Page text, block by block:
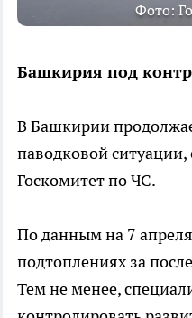
Фото:
Башкирия под
В Башкирии
паводковой
Госкомитет по ЧС.
По данным на 7
подтоплениях за
Тем не менее,